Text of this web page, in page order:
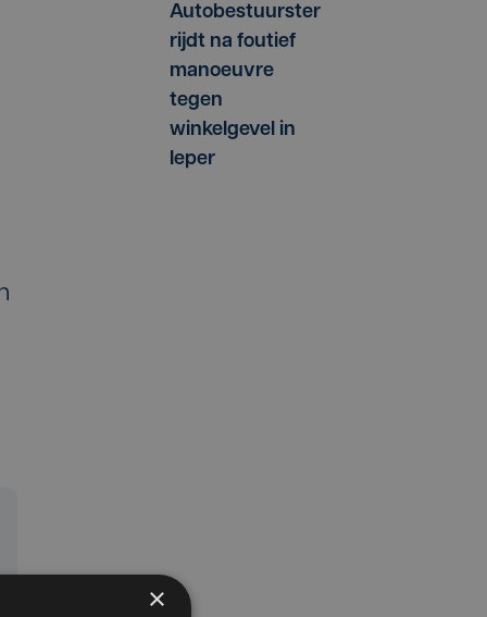
Autobestuurster
rijdt na foutief
manoeuvre
tegen
winkelgevel in
Ieper
×